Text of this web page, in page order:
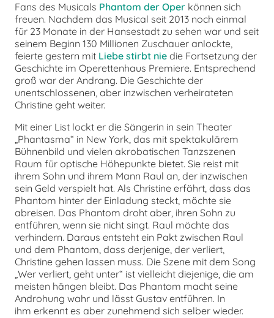
Fans des Musicals Phantom der Oper können sich
freuen. Nachdem das Musical seit 2013 noch einmal
für 23 Monate in der Hansestadt zu sehen war und seit
seinem Beginn 130 Millionen Zuschauer anlockte,
feierte gestern mit Liebe stirbt nie die Fortsetzung der
Geschichte im Operettenhaus Premiere. Entsprechend
groß war der Andrang. Die Geschichte der
unentschlossenen, aber inzwischen verheirateten
Christine geht weiter.
Mit einer List lockt er die Sängerin in sein Theater
„Phantasma“ in New York, das mit spektakulärem
Bühnenbild und vielen akrobatischen Tanzszenen
Raum für optische Höhepunkte bietet. Sie reist mit
ihrem Sohn und ihrem Mann Raul an, der inzwischen
sein Geld verspielt hat. Als Christine erfährt, dass das
Phantom hinter der Einladung steckt, möchte sie
abreisen. Das Phantom droht aber, ihren Sohn zu
entführen, wenn sie nicht singt. Raul möchte das
verhindern. Daraus entsteht ein Pakt zwischen Raul
und dem Phantom, dass derjenige, der verliert,
Christine gehen lassen muss. Die Szene mit dem Song
„Wer verliert, geht unter“ ist vielleicht diejenige, die am
meisten hängen bleibt. Das Phantom macht seine
Androhung wahr und lässt Gustav entführen. In
ihm erkennt es aber zunehmend sich selber wieder.